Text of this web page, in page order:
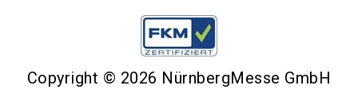
Copyright © 2026 NürnbergMesse GmbH